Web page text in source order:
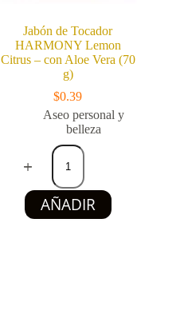
Jabón de Tocador
HARMONY Lemon
Citrus – con Aloe Vera (70
g)
$0.39
Aseo personal y
belleza
Jabón
Tocador
HARMONY
Lemon
Citrus
AÑADIR